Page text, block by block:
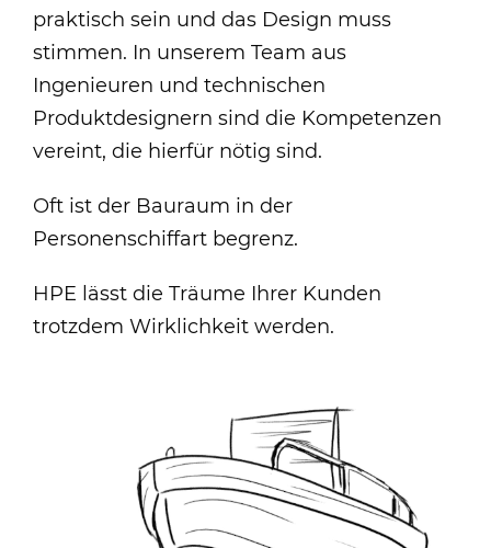
praktisch sein und das Design muss
stimmen. In unserem Team aus
Ingenieuren und technischen
Produktdesignern sind die Kompetenzen
vereint, die hierfür nötig sind.
Oft ist der Bauraum in der
Personenschiffart begrenz.
HPE lässt die Träume Ihrer Kunden
trotzdem Wirklichkeit werden.